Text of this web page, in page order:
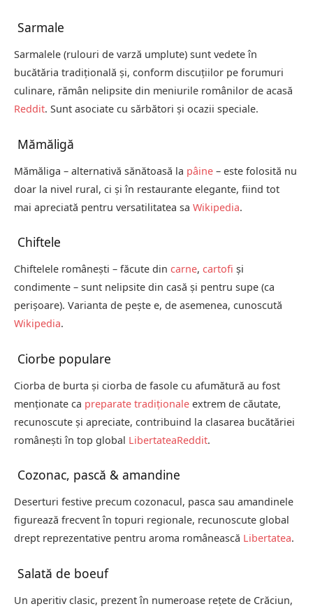
Sarmale
Sarmalele (rulouri de varză umplute) sunt vedete în
bucătăria tradițională și, conform discuțiilor pe forumuri
culinare, rămân nelipsite din meniurile românilor de acasă
Reddit. Sunt asociate cu sărbători și ocazii speciale.
Mămăligă
Mămăliga – alternativă sănătoasă la pâine – este folosită nu
doar la nivel rural, ci și în restaurante elegante, fiind tot
mai apreciată pentru versatilitatea sa Wikipedia.
Chiftele
Chiftelele românești – făcute din carne, cartofi și
condimente – sunt nelipsite din casă și pentru supe (ca
perişoare). Varianta de peşte e, de asemenea, cunoscută
Wikipedia.
Ciorbe populare
Ciorba de burta și ciorba de fasole cu afumătură au fost
menționate ca preparate tradiționale extrem de căutate,
recunoscute și apreciate, contribuind la clasarea bucătăriei
românești în top global LibertateaReddit.
Cozonac, pască & amandine
Deserturi festive precum cozonacul, pasca sau amandinele
figurează frecvent în topuri regionale, recunoscute global
drept reprezentative pentru aroma românească Libertatea.
Salată de boeuf
Un aperitiv clasic, prezent în numeroase rețete de Crăciun,